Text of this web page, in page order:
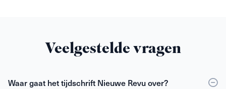
Veelgestelde vragen
Waar gaat het tijdschrift Nieuwe Revu over?